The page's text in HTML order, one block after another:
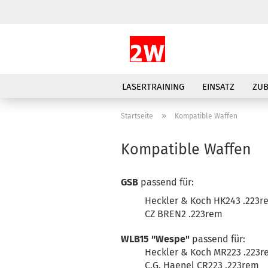
LASERTRAINING EINSATZ
Startseite » Kompatible Waffen
Kompatible Waffen
GSB passend für:
Heckler & Koch HK243
CZ BREN2 .223rem
WLB15 "Wespe" passend für:
Heckler & Koch MR223
C.G. Haenel CR223 .223rem